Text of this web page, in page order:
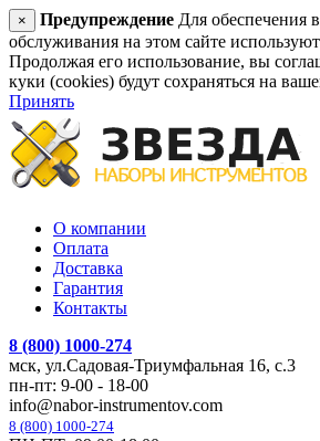
× Предупреждение Для обеспечения
обслуживания на этом сайте
Продолжая его использование, вы
куки (cookies) будут сохраняться на
Принять
О компании
Оплата
Доставка
Гарантия
Контакты
8 (800) 1000-274
мск, ул.Садовая-Триумфальная 16, с.3
пн-пт: 9-00 - 18-00
info@nabor-instrumentov.com
8 (800) 1000-274